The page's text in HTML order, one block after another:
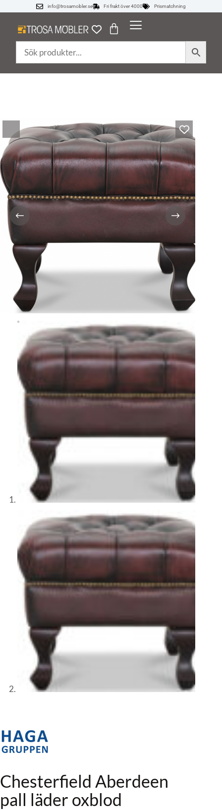
info@trosamobler.se Fri frakt över 4000 Prismatchning
Chesterfield Aberdeen
pall läder oxblod